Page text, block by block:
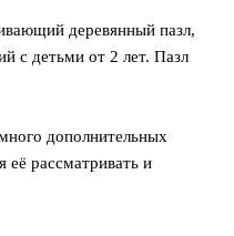
деревянный пазл,
с детьми от 2 лет. Пазл
дополнительных
её рассматривать и